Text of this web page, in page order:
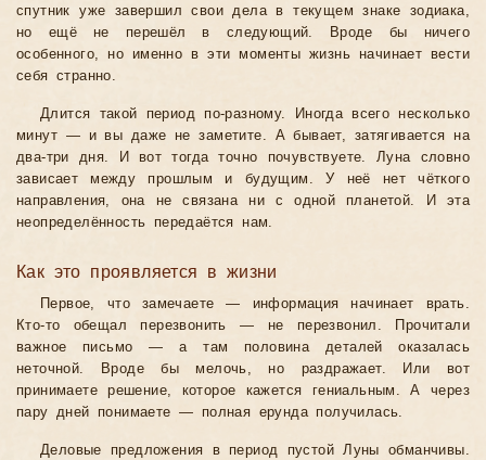
спутник уже завершил свои дела в текущем знаке зодиака,
но ещё не перешёл в следующий. Вроде бы ничего
особенного, но именно в эти моменты жизнь начинает вести
себя странно.
Длится такой период по-разному. Иногда всего несколько
минут — и вы даже не заметите. А бывает, затягивается на
два-три дня. И вот тогда точно почувствуете. Луна словно
зависает между прошлым и будущим. У неё нет чёткого
направления, она не связана ни с одной планетой. И эта
неопределённость передаётся нам.
Как это проявляется в жизни
Первое, что замечаете — информация начинает врать.
Кто-то обещал перезвонить — не перезвонил. Прочитали
важное письмо — а там половина деталей оказалась
неточной. Вроде бы мелочь, но раздражает. Или вот
принимаете решение, которое кажется гениальным. А через
пару дней понимаете — полная ерунда получилась.
Деловые предложения в период пустой Луны обманчивы.